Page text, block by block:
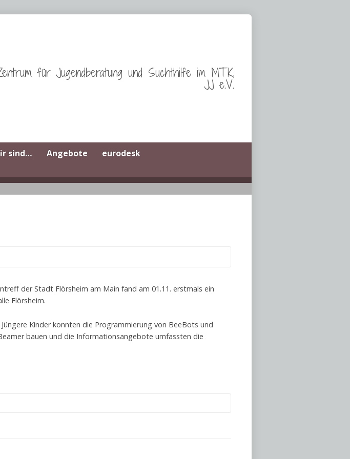
für Jugendberatung und Suchthilfe im MTK,
JJ e.V.
sind… Angebote
eurodesk
der Stadt Flörsheim am Main fand am 01.11. erstmals ein
Flörsheim.
Kinder konnten die Programmierung von BeeBots und
bauen und die Informationsangebote umfassten die